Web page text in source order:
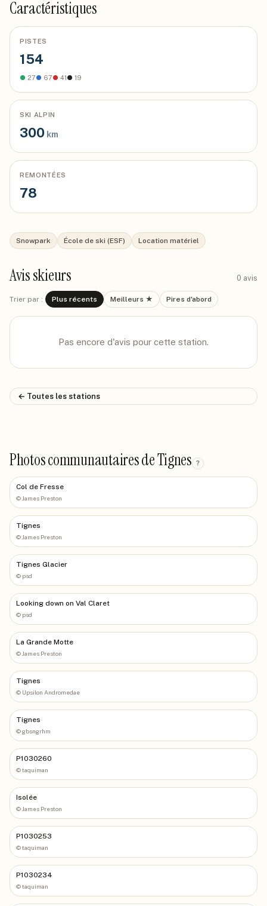
Caractéristiques
PISTES
154
● 27● 67● 41● 19
SKI ALPIN
300 km
REMONTÉES
78
Snowpark École de ski (ESF) Location matériel
Avis skieurs 0 avis
Trier par : Plus récents Meilleurs ★ Pires d'abord
Pas encore d'avis pour cette station.
← Toutes les stations
Photos communautaires de Tignes ?
Col de Fresse
© James Preston
Tignes
© James Preston
Tignes Glacier
© psd
Looking down on Val Claret
© psd
La Grande Motte
© James Preston
Tignes
© Upsilon Andromedae
Tignes
©gbsngrhm
P1030260
©taquiman
Isolée
© James Preston
P1030253
©taquiman
P1030234
©taquiman